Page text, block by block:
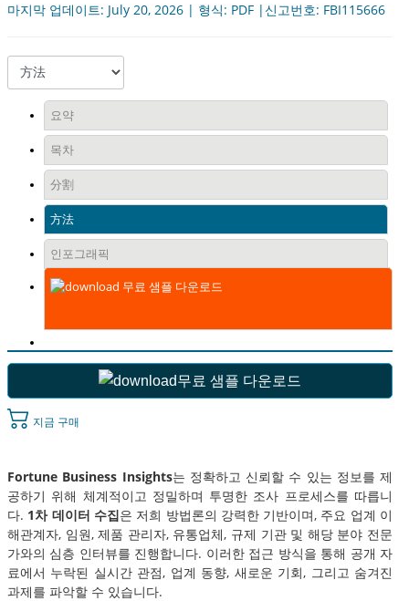
마지막 업데이트: July 20, 2026 | 형식: PDF |신고번호: FBI115666
요약
목차
分割
方法
인포그래픽
무료 샘플 다운로드
무료 샘플 다운로드
지금 구매
Fortune Business Insights는 정확하고 신뢰할 수 있는 정보를 제
공하기 위해 체계적이고 정밀하며 투명한 조사 프로세스를 따릅니
다. 1차 데이터 수집은 저희 방법론의 강력한 기반이며, 주요 업계 이
해관계자, 임원, 제품 관리자, 유통업체, 규제 기관 및 해당 분야 전문
가와의 심층 인터뷰를 진행합니다. 이러한 접근 방식을 통해 공개 자
료에서 누락된 실시간 관점, 업계 동향, 새로운 기회, 그리고 숨겨진
과제를 파악할 수 있습니다.